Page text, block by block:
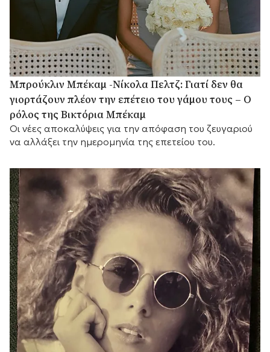
Μπρούκλιν Μπέκαμ -Νίκολα Πελτζ: Γιατί δεν θα
γιορτάζουν πλέον την επέτειο του γάμου τους – Ο
ρόλος της Βικτόρια Μπέκαμ
Οι νέες αποκαλύψεις για την απόφαση του ζευγαριού
να αλλάξει την ημερομηνία της επετείου του.